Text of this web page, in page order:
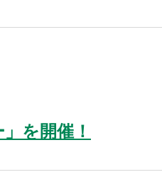
を開催！